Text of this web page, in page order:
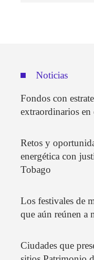
Noticias
Fondos con
extraordinarios en
Retos y
energética con
Tobago
Los festivales de
que aún reúnen a
Ciudades que